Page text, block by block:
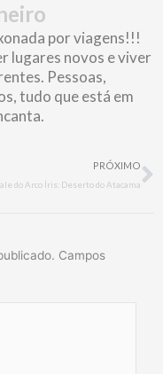
por viagens!!!
lugares novos e viver
Pessoas,
tudo que está em
PRÓXIMO
do Arco Íris: Deserto do Atacama
Campos